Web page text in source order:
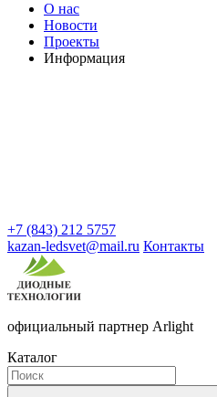
О нас
Новости
Проекты
Информация
+7 (843) 212 5757
kazan-ledsvet@mail.ru Контакты
официальный партнер Arlight
Каталог